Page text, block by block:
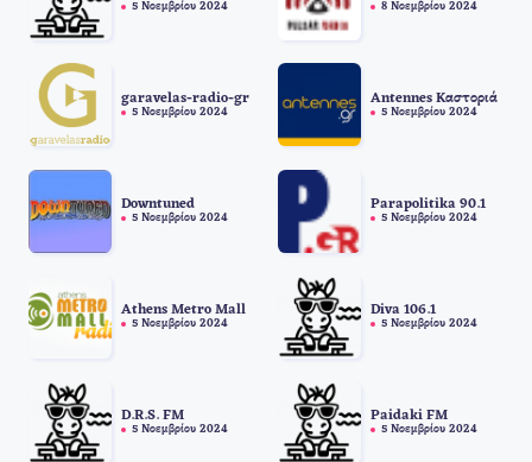
5 Νοεμβρίου 2024 8 Νοεμβρίου 2024
garavelas-radio-gr
5 Νοεμβρίου 2024
Antennes Καστοριά
5 Νοεμβρίου 2024
Downtuned
5 Νοεμβρίου 2024
Parapolitika 90.1
5 Νοεμβρίου 2024
Athens Metro Mall
5 Νοεμβρίου 2024
Diva 106.1
5 Νοεμβρίου 2024
D.R.S. FM
5 Νοεμβρίου 2024
Paidaki FM
5 Νοεμβρίου 2024